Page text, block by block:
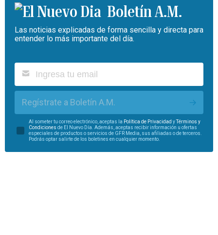
Boletín A.M.
Las noticias explicadas de forma sencilla y directa para
entender lo más importante del día.
Regístrate a Boletín A.M.
Al someter tu correo electrónico, aceptas la Política de Privacidad yTérminos y
Condiciones de El Nuevo Día. Además, aceptas recibir información u ofertas
especiales de productos o servicios de GFR Media, sus afiliadas o de terceros.
Podrás optar salirte de los boletines en cualquier momento.